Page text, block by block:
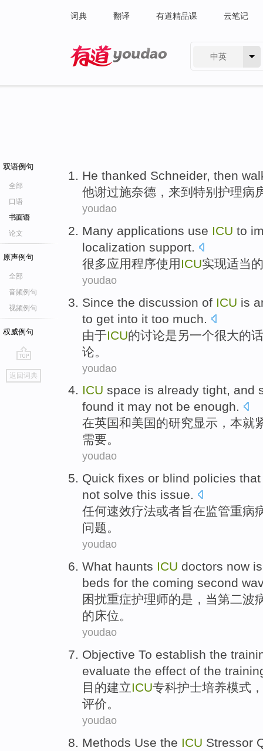
词典 翻译 有道精品课 云笔记
中英
双语例句
全部
口语
书面语
论文
原声例句
全部
音频例句
视频例句
权威例句
go
top
返回词典
He thanked Schneider, then
他谢过施奈德 ， 来到 特别 护理病
youdao
Many applications use ICU to
localization support.
很多应用程序使用 ICU实现适当的
youdao
Since the discussion of ICU is
to get into it too much
由于ICU的讨论是另一个很大的
论。
youdao
ICU space is already tight, and
found it may not be enough.
在英国和美国的研究显示 ，本就
需要。
youdao
Quick fixes or blind policies
not solve this issue.
任何速效疗法或者旨在监管重病
问题。
youdao
What haunts ICU doctors now is
beds for the coming second
困扰重症护理师的是 ，当第二波
的床位。
youdao
Objective To establish the
evaluate the effect of the
目的建立ICU专科护士培养模式 ，
评价。
youdao
Methods Use the ICU Stressor